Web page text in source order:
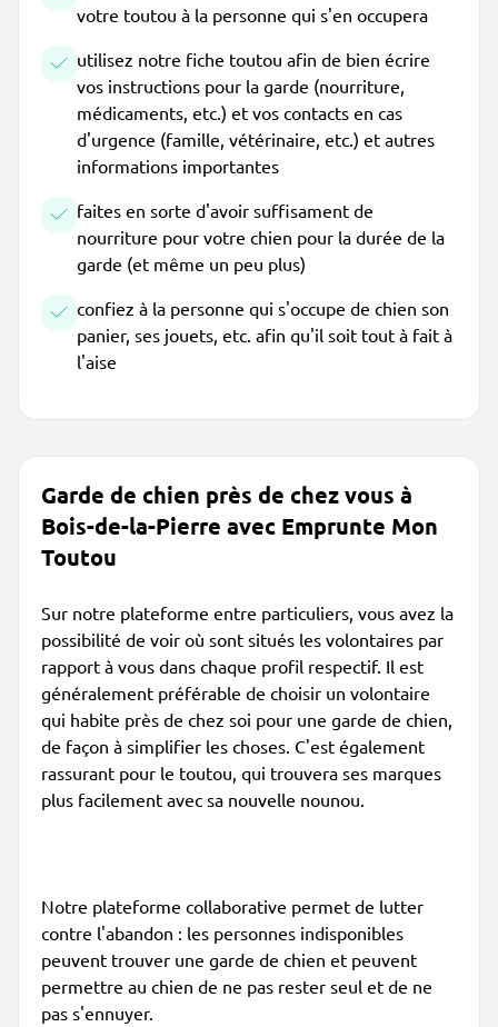
votre toutou à la personne qui s'en occupera
utilisez notre fiche toutou afin de bien écrire
vos instructions pour la garde (nourriture,
médicaments, etc.) et vos contacts en cas
d'urgence (famille, vétérinaire, etc.) et autres
informations importantes
faites en sorte d'avoir suffisament de
nourriture pour votre chien pour la durée de la
garde (et même un peu plus)
confiez à la personne qui s'occupe de chien son
panier, ses jouets, etc. afin qu'il soit tout à fait à
l'aise
Garde de chien près de chez vous à
Bois-de-la-Pierre avec Emprunte Mon
Toutou
Sur notre plateforme entre particuliers, vous avez la
possibilité de voir où sont situés les volontaires par
rapport à vous dans chaque profil respectif. Il est
généralement préférable de choisir un volontaire
qui habite près de chez soi pour une garde de chien,
de façon à simplifier les choses. C'est également
rassurant pour le toutou, qui trouvera ses marques
plus facilement avec sa nouvelle nounou.
Notre plateforme collaborative permet de lutter
contre l'abandon : les personnes indisponibles
peuvent trouver une garde de chien et peuvent
permettre au chien de ne pas rester seul et de ne
pas s'ennuyer.